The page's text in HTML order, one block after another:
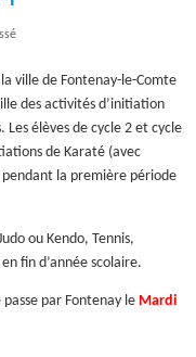
ville de Fontenay-le-Comte
des activités d’initiation
Les élèves de cycle 2 et cycle
de Karaté (avec
pendant la première période
ou Kendo, Tennis,
fin d’année scolaire.
passe par Fontenay le Mardi